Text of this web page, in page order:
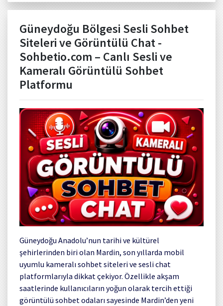
Güneydoğu Bölgesi Sesli Sohbet
Siteleri ve Görüntülü Chat -
Sohbetio.com – Canlı Sesli ve
Kameralı Görüntülü Sohbet
Platformu
Güneydoğu Anadolu’nun tarihi ve kültürel
şehirlerinden biri olan Mardin, son yıllarda mobil
uyumlu kameralı sohbet siteleri ve sesli chat
platformlarıyla dikkat çekiyor. Özellikle akşam
saatlerinde kullanıcıların yoğun olarak tercih ettiği
görüntülü sohbet odaları sayesinde Mardin’den yeni